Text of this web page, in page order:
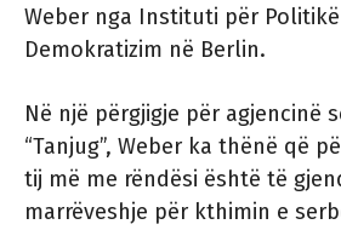
Weber nga Instituti për
Demokratizim në Berlin.
Në një përgjigje për agjencinë
“Tanjug”, Weber ka thënë që
tij më me rëndësi është të
marrëveshje për kthimin e